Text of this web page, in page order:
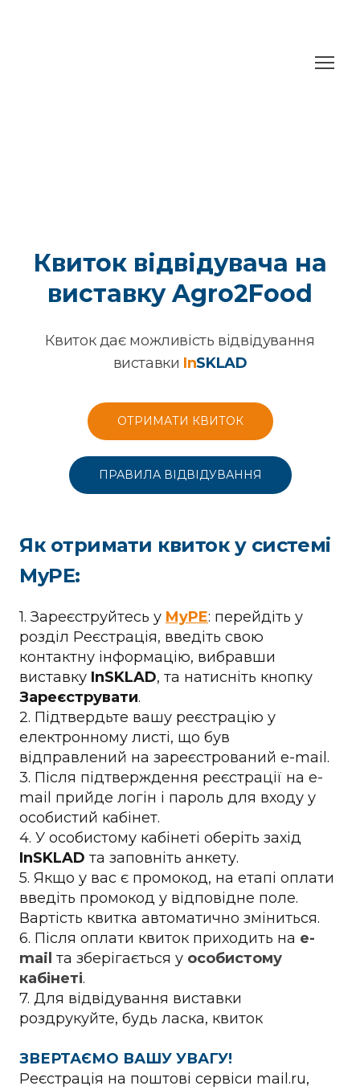
Квиток відвідувача на
виставку Agro2Food
Квиток дає можливість відвідування
виставки InSKLAD
ОТРИМАТИ КВИТОК
ПРАВИЛА ВІДВІДУВАННЯ
Як отримати квиток у системі
MyPE:
1. Зареєструйтесь у MyPE: перейдіть у
розділ Реєстрація, введіть свою
контактну інформацію, вибравши
виставку InSKLAD, та натисніть кнопку
Зареєструвати.
2. Підтвердьте вашу реєстрацію у
електронному листі, що був
відправлений на зареєстрований e-mail.
3. Після підтверждення реєстрації на e-
mail прийде логін і пароль для входу у
особистий кабінет.
4. У особистому кабінеті оберіть захід
InSKLAD та заповніть анкету.
5. Якщо у вас є промокод, на етапі оплати
введіть промокод у відповідне поле.
Вартість квитка автоматично зміниться.
6. Після оплати квиток приходить на e-
mail та зберігається у особистому
кабінеті.
7. Для відвідування виставки
роздрукуйте, будь ласка, квиток
ЗВЕРТАЄМО ВАШУ УВАГУ!
Реєстрація на поштові сервіси mail.ru,